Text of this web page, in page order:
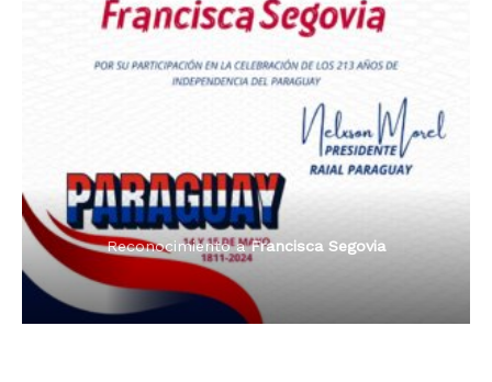
Dama de Oro 2024
Reconocimiento aFrancisca Segovia
Reconocimiento aFrancisca Segovia
Radio Tribuna Abierta
Radio Tribuna Abierta
Radio Oñondivepa Paraguay
Premio Orgullo Paraguayo
Reconocimiento aFrancisca Segovia